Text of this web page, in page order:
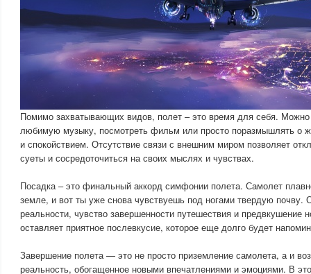
Помимо захватывающих видов, полет – это время для себя. Можно
любимую музыку, посмотреть фильм или просто поразмышлять о
и спокойствием. Отсутствие связи с внешним миром позволяет
суеты и сосредоточиться на своих мыслях и чувствах.
Посадка – это финальный аккорд симфонии полета. Самолет
земле, и вот ты уже снова чувствуешь под ногами твердую
реальности, чувство завершенности путешествия и предвкушение
оставляет приятное послевкусие, которое еще долго будет
Завершение полета — это не просто приземление самолета, а и
реальность, обогащенное новыми впечатлениями и эмоциями. В